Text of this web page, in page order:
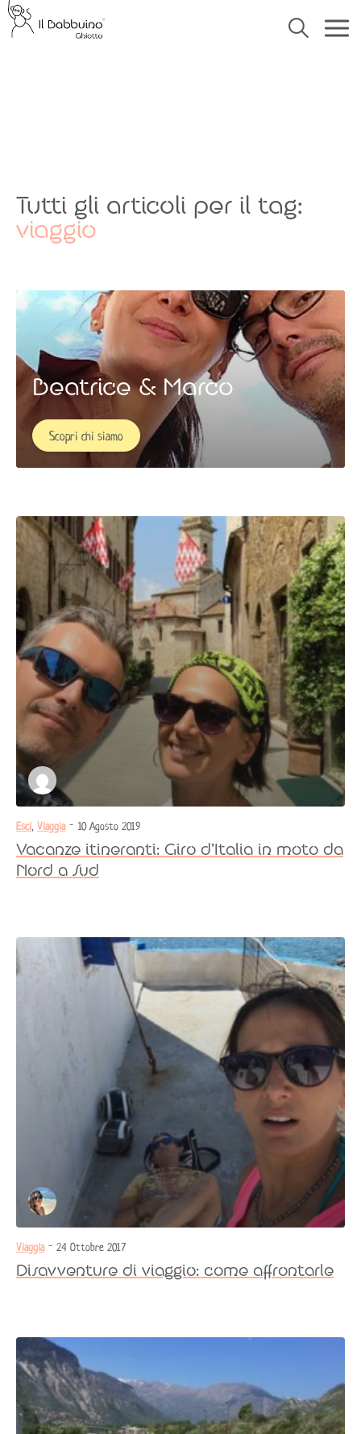
Tutti gli articoli per il tag:
viaggio
Beatrice & Marco
Scopri chi siamo
Esci, Viaggia- 10 Agosto 2019
Vacanze itineranti: Giro d’Italia in moto da
Nord a Sud
Viaggia- 24 Ottobre 2017
Disavventure di viaggio: come affrontarle